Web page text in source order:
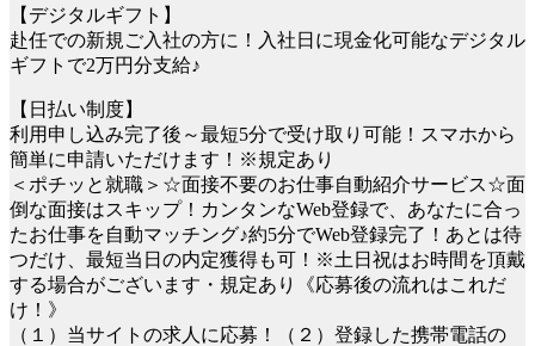
【デジタルギフト】
赴任での新規ご入社の方に！入社日に現金化可能なデジタル
ギフトで2万円分支給♪
【日払い制度】
利用申し込み完了後～最短5分で受け取り可能！スマホから
簡単に申請いただけます！※規定あり
＜ポチッと就職＞☆面接不要のお仕事自動紹介サービス☆面
倒な面接はスキップ！カンタンなWeb登録で、あなたに合っ
たお仕事を自動マッチング♪約5分でWeb登録完了！あとは待
つだけ、最短当日の内定獲得も可！※土日祝はお時間を頂戴
する場合がございます・規定あり《応募後の流れはこれだ
け！》
（１）当サイトの求人に応募！（２）登録した携帯電話の